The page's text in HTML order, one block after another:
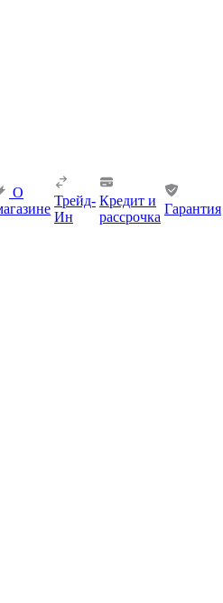
О
Трейд-
Ин
Кредит и
рассрочка
Гарантия